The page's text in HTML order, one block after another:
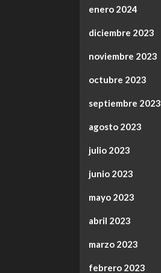
enero 2024
diciembre 2023
noviembre 2023
octubre 2023
septiembre 2023
agosto 2023
julio 2023
junio 2023
mayo 2023
abril 2023
marzo 2023
febrero 2023